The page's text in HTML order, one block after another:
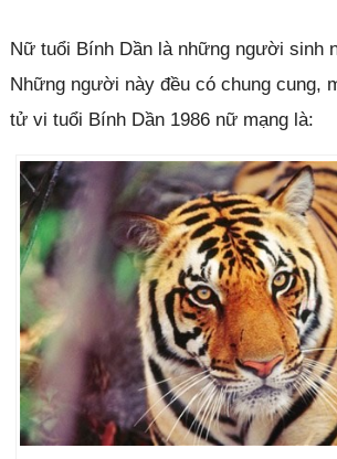
Nữ tuổi Bính Dần là những người sinh
Những người này đều có chung cung,
tử vi tuổi Bính Dần 1986 nữ mạng là: